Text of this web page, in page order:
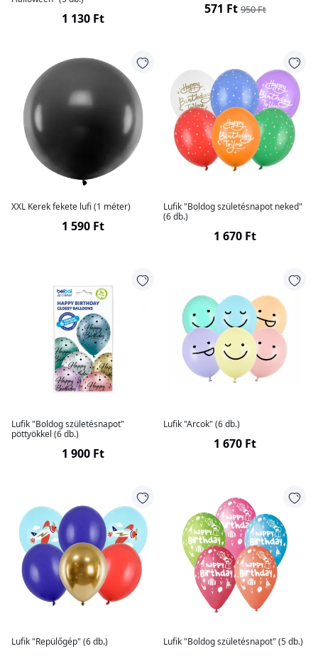
1 130 Ft
571 Ft 950 Ft
XXL Kerek fekete lufi (1 méter)
1 590 Ft
Lufik "Boldog születésnapot neked"
(6 db.)
1 670 Ft
Lufik "Boldog születésnapot"
pöttyökkel (6 db.)
1 900 Ft
Lufik "Arcok" (6 db.)
1 670 Ft
Lufik "Repülőgép" (6 db.) Lufik "Boldog születésnapot" (5 db.)